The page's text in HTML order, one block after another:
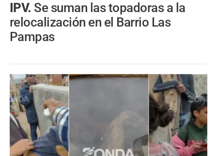
IPV. Se suman las topadoras a la
relocalización en el Barrio Las
Pampas